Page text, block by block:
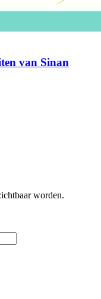
van Sinan
worden.